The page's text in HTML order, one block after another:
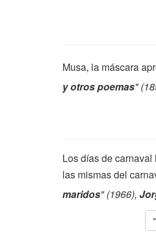
Musa, la máscara
y otros poemas"
Los días de
las mismas del
maridos" (1966),